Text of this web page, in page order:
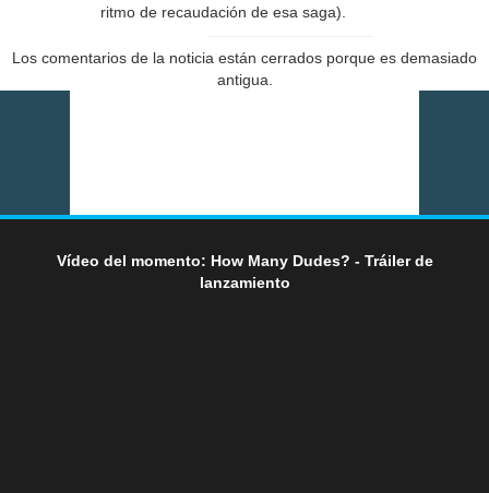
ritmo de recaudación de esa saga).
Los comentarios de la noticia están cerrados porque es demasiado
antigua.
Vídeo del momento: How Many Dudes? - Tráiler de
lanzamiento